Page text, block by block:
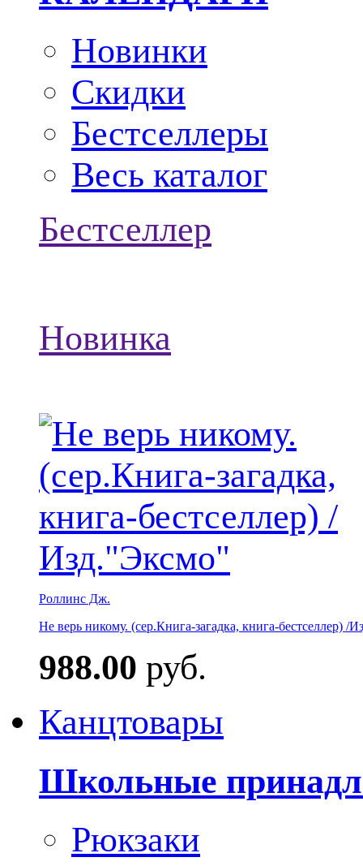
Новинки
Скидки
Бестселлеры
Весь каталог
Бестселлер
Новинка
Роллинс Дж.
Не верь никому. (сер.Книга-загадка, книга-бестселлер) /
988.00 руб.
Канцтовары
Школьные
Рюкзаки